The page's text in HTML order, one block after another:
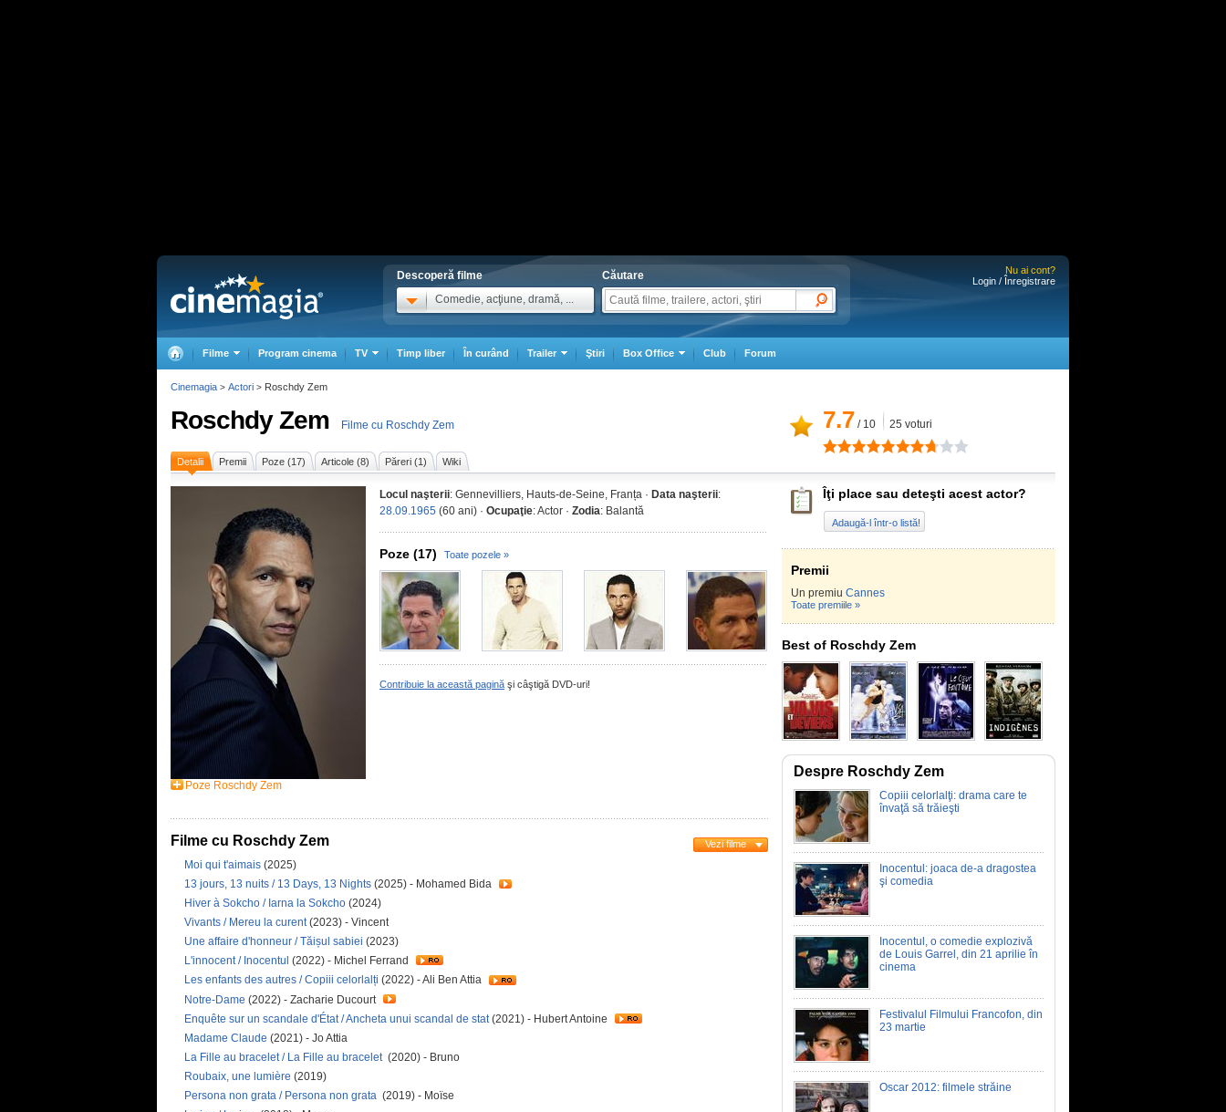
Descoperă filme
Comedie, acţiune, dramă, ...
Căutare
Nu ai cont?
Login / Înregistrare
Filme Program cinema TV Timp liber În curând Trailer Ştiri Box Office Club Forum
Roschdy Zem Filme cu Roschdy Zem 7.7 / 10 25 voturi
Detalii Premii Poze (17) Articole (8) Păreri (1) Wiki
Poze Roschdy Zem
Locul naşterii: Gennevilliers, Hauts-de-Seine, Franța · Data naşterii:
28.09.1965 (60 ani) · Ocupaţie: Actor · Zodia: Balantă
Poze (17) Toate pozele »
Contribuie la această pagină şi câştigă DVD-uri!
Filme cu Roschdy Zem Vezi filme
Moi qui t'aimais (2025)
13 jours, 13 nuits / 13 Days, 13 Nights (2025) - Mohamed Bida
Hiver à Sokcho / Iarna la Sokcho (2024)
Vivants / Mereu la curent(2023) - Vincent
Une affaire d'honneur / Tăișul sabiei (2023)
L'innocent / Inocentul (2022) - Michel Ferrand
Les enfants des autres / Copiii celorlalți (2022) - Ali Ben Attia
Notre-Dame (2022) - Zacharie Ducourt
Enquête sur un scandale d'État / Ancheta unui scandal de stat (2021) - Hubert Antoine
Madame Claude (2021) - Jo Attia
La Fille au bracelet / La Fille au bracelet (2020) - Bruno
Roubaix, une lumière (2019)
Persona non grata / Persona non grata (2019) - Moïse
Îţi place sau deteşti acest actor?
Adaugă-l într-o listă!
Premii
Un premiu Cannes
Toate premiile »
Best of Roschdy Zem
Despre Roschdy Zem
Copiii celorlalţi: drama care te
învaţă să trăieşti
Inocentul: joaca de-a dragostea
şi comedia
Inocentul, o comedie explozivă
de Louis Garrel, din 21 aprilie în
cinema
Festivalul Filmului Francofon, din
23 martie
Oscar 2012: filmele străine
Cinemagia > Actori > Roschdy Zem